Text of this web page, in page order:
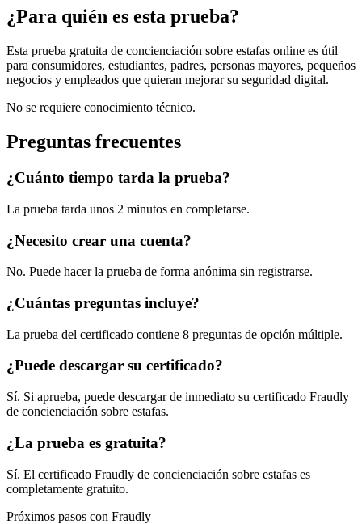
¿Para quién es esta prueba?
Esta prueba gratuita de concienciación sobre estafas online es útil
para consumidores, estudiantes, padres, personas mayores, pequeños
negocios y empleados que quieran mejorar su seguridad digital.
No se requiere conocimiento técnico.
Preguntas frecuentes
¿Cuánto tiempo tarda la prueba?
La prueba tarda unos 2 minutos en completarse.
¿Necesito crear una cuenta?
No. Puede hacer la prueba de forma anónima sin registrarse.
¿Cuántas preguntas incluye?
La prueba del certificado contiene 8 preguntas de opción múltiple.
¿Puede descargar su certificado?
Sí. Si aprueba, puede descargar de inmediato su certificado Fraudly
de concienciación sobre estafas.
¿La prueba es gratuita?
Sí. El certificado Fraudly de concienciación sobre estafas es
completamente gratuito.
Próximos pasos con Fraudly